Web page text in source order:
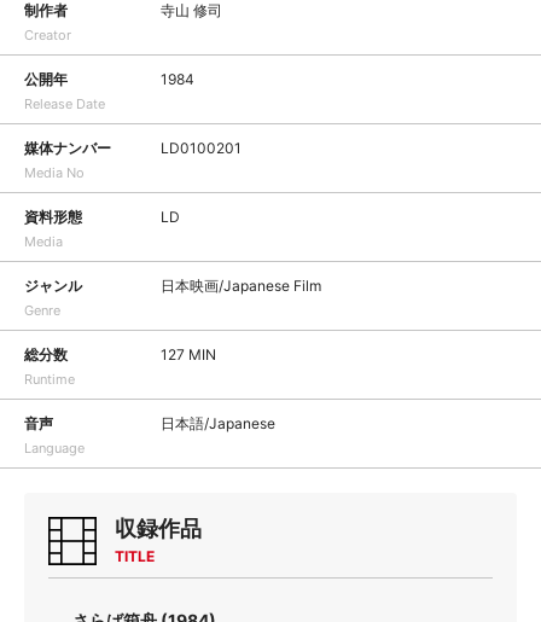
制作者
Creator
寺山 修司
公開年
Release Date
1984
媒体ナンバー
Media No
LD0100201
資料形態
Media
LD
ジャンル
Genre
日本映画/Japanese Film
総分数
Runtime
127 MIN
音声
Language
日本語/Japanese
収録作品
TITLE